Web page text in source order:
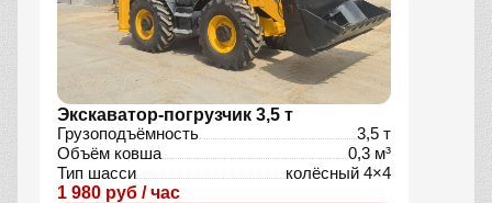
Экскаватор-погрузчик 3,5 т
Грузоподъёмность
3,5 т
Объём ковша
0,3 м³
Тип шасси
колёсный 4×4
1 980 руб / час